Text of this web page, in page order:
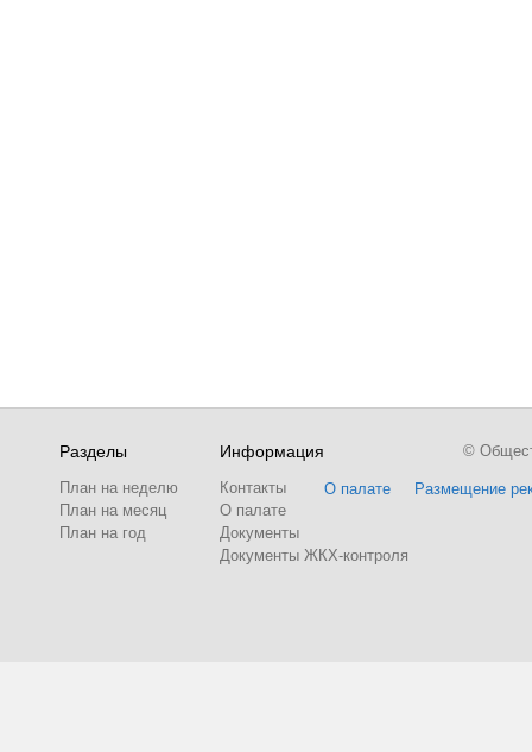
Разделы
План на неделю
План на месяц
План на год
Информация
Контакты
О палате
Документы
Документы ЖКХ-контроля
О палате Размещение
©